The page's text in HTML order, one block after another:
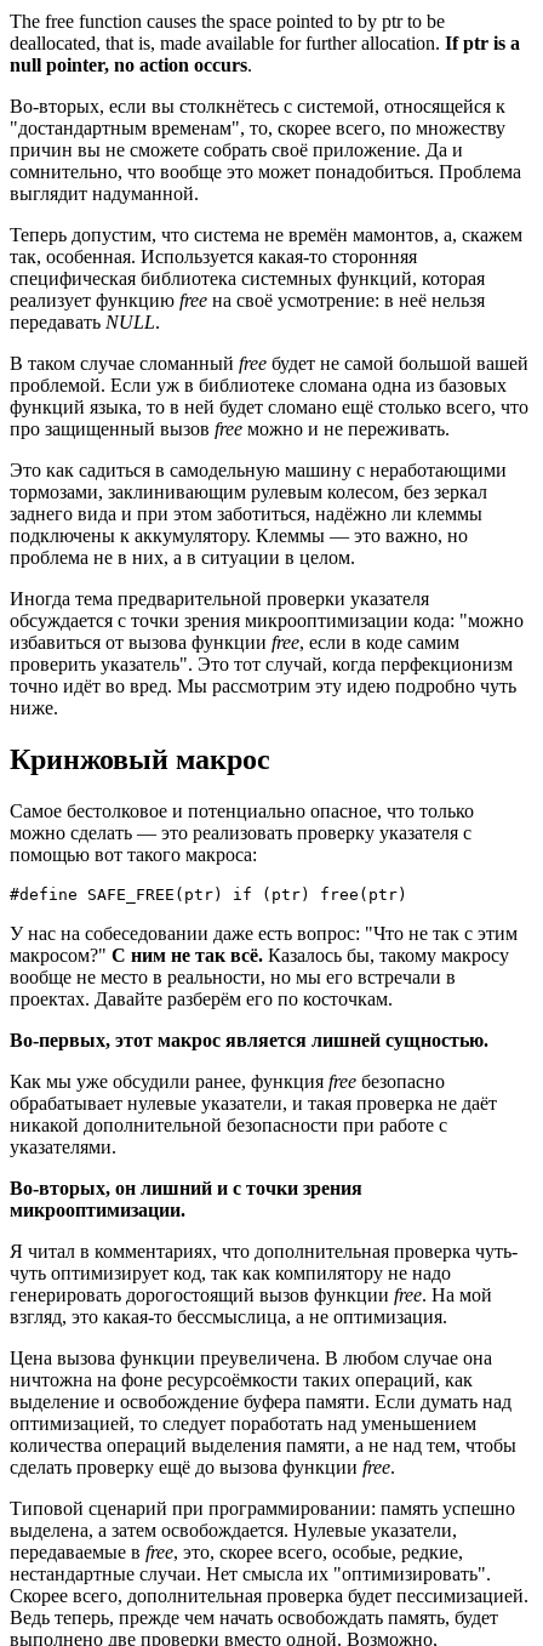
The free function causes the space pointed to by ptr to be
deallocated, that is, made available for further allocation. If ptr is a
null pointer, no action occurs.
Во-вторых, если вы столкнётесь с системой, относящейся к
"достандартным временам", то, скорее всего, по множеству
причин вы не сможете собрать своё приложение. Да и
сомнительно, что вообще это может понадобиться. Проблема
выглядит надуманной.
Теперь допустим, что система не времён мамонтов, а, скажем
так, особенная. Используется какая-то сторонняя
специфическая библиотека системных функций, которая
реализует функцию free на своё усмотрение: в неё нельзя
передавать NULL.
В таком случае сломанный free будет не самой большой вашей
проблемой. Если уж в библиотеке сломана одна из базовых
функций языка, то в ней будет сломано ещё столько всего, что
про защищенный вызов free можно и не переживать.
Это как садиться в самодельную машину с неработающими
тормозами, заклинивающим рулевым колесом, без зеркал
заднего вида и при этом заботиться, надёжно ли клеммы
подключены к аккумулятору. Клеммы — это важно, но
проблема не в них, а в ситуации в целом.
Иногда тема предварительной проверки указателя
обсуждается с точки зрения микрооптимизации кода: "можно
избавиться от вызова функции free, если в коде самим
проверить указатель". Это тот случай, когда перфекционизм
точно идёт во вред. Мы рассмотрим эту идею подробно чуть
ниже.
Кринжовый макрос
Самое бестолковое и потенциально опасное, что только
можно сделать — это реализовать проверку указателя с
помощью вот такого макроса:
#define SAFE_FREE(ptr) if (ptr) free(ptr)
У нас на собеседовании даже есть вопрос: "Что не так с этим
макросом?" С ним не так всё. Казалось бы, такому макросу
вообще не место в реальности, но мы его встречали в
проектах. Давайте разберём его по косточкам.
Во-первых, этот макрос является лишней сущностью.
Как мы уже обсудили ранее, функция free безопасно
обрабатывает нулевые указатели, и такая проверка не даёт
никакой дополнительной безопасности при работе с
указателями.
Во-вторых, он лишний и с точки зрения
микрооптимизации.
Я читал в комментариях, что дополнительная проверка чуть-
чуть оптимизирует код, так как компилятору не надо
генерировать дорогостоящий вызов функции free. На мой
взгляд, это какая-то бессмыслица, а не оптимизация.
Цена вызова функции преувеличена. В любом случае она
ничтожна на фоне ресурсоёмкости таких операций, как
выделение и освобождение буфера памяти. Если думать над
оптимизацией, то следует поработать над уменьшением
количества операций выделения памяти, а не над тем, чтобы
сделать проверку ещё до вызова функции free.
Типовой сценарий при программировании: память успешно
выделена, а затем освобождается. Нулевые указатели,
передаваемые в free, это, скорее всего, особые, редкие,
нестандартные случаи. Нет смысла их "оптимизировать".
Скорее всего, дополнительная проверка будет пессимизацией.
Ведь теперь, прежде чем начать освобождать память, будет
выполнено две проверки вместо одной. Возможно,